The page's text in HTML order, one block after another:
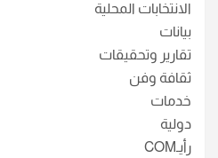
الانتخابات المحلية
بيانات
تقارير وتحقيقات
ثقافة وفن
خدمات
دولية
رأيـCOM